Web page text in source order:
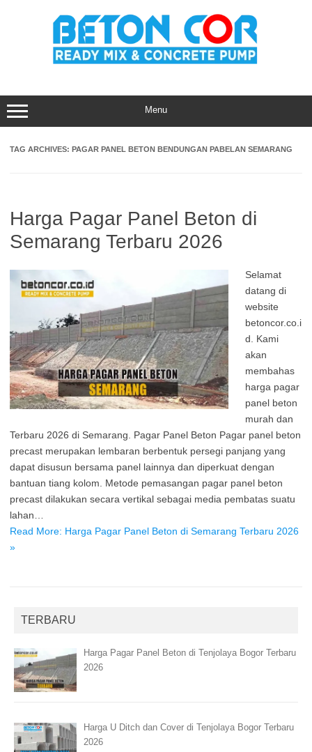
Menu
TAG ARCHIVES: PAGAR PANEL BETON BENDUNGAN PABELAN SEMARANG
Harga Pagar Panel Beton di
Semarang Terbaru 2026
Selamat
datang di
website
betoncor.co.i
d. Kami
akan
membahas
harga pagar
panel beton
murah dan
Terbaru 2026 di Semarang. Pagar Panel Beton Pagar panel beton
precast merupakan lembaran berbentuk persegi panjang yang
dapat disusun bersama panel lainnya dan diperkuat dengan
bantuan tiang kolom. Metode pemasangan pagar panel beton
precast dilakukan secara vertikal sebagai media pembatas suatu
lahan…
Read More: Harga Pagar Panel Beton di Semarang Terbaru 2026
»
TERBARU
Harga Pagar Panel Beton di Tenjolaya Bogor Terbaru
2026
Harga U Ditch dan Cover di Tenjolaya Bogor Terbaru
2026